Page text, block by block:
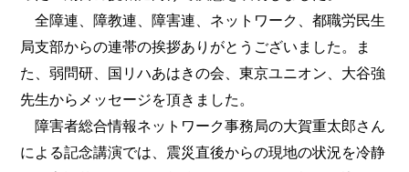
全障連、障教連、障害連、ネットワーク、都職労民生
局支部からの連帯の挨拶ありがとうございました。ま
た、弱問研、国リハあはきの会、東京ユニオン、大谷強
先生からメッセージを頂きました。
障害者総合情報ネットワーク事務局の大賀重太郎さん
による記念講演では、震災直後からの現地の状況を冷静